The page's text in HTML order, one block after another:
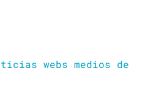
webs medios de